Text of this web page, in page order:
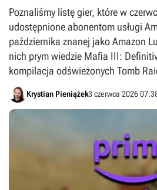
Poznaliśmy listę gier, które w
udostępnione abonentom usługi
października znanej jako Amazon
nich prym wiedzie Mafia III:
kompilacja odświeżonych Tomb
Krystian Pieniążek3 czerwca 2026